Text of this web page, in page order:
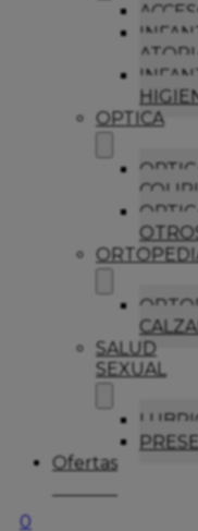
OPTICA
SALUD
SEXUAL
Ofertas
0